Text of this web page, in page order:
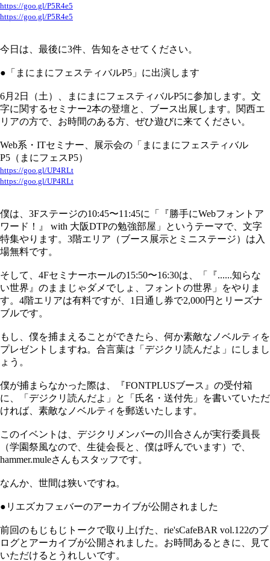
https://goo.gl/P5R4e5
https://goo.gl/P5R4e5
今日は、最後に3件、告知をさせてください。
●「まにまにフェスティバルP5」に出演します
6月2日（土）、まにまにフェスティバルP5に参加します。文
字に関するセミナー2本の登壇と、ブース出展します。関西エ
リアの方で、お時間のある方、ぜひ遊びに来てください。
Web系・ITセミナー、展示会の「まにまにフェスティバル
P5（まにフェスP5）
https://goo.gl/UP4RLt
https://goo.gl/UP4RLt
僕は、3Fステージの10:45〜11:45に「『勝手にWebフォントア
ワード！』 with 大阪DTPの勉強部屋」というテーマで、文字
特集やります。3階エリア（ブース展示とミニステージ）は入
場無料です。
そして、4Fセミナーホールの15:50〜16:30は、「『......知らな
い世界』のままじゃダメでしょ、フォントの世界」をやりま
す。4階エリアは有料ですが、1日通し券で2,000円とリーズナ
ブルです。
もし、僕を捕まえることができたら、何か素敵なノベルティを
プレゼントしますね。合言葉は「デジクリ読んだよ」にしまし
ょう。
僕が捕まらなかった際は、『FONTPLUSブース』の受付箱
に、「デジクリ読んだよ」と「氏名・送付先」を書いていただ
ければ、素敵なノベルティを郵送いたします。
このイベントは、デジクリメンバーの川合さんが実行委員長
（学園祭風なので、生徒会長と、僕は呼んでいます）で、
hammer.muleさんもスタッフです。
なんか、世間は狭いですね。
●リエズカフェバーのアーカイブが公開されました
前回のもじもじトークで取り上げた、rie'sCafeBAR vol.122のブ
ログとアーカイブが公開されました。お時間あるときに、見て
いただけるとうれしいです。